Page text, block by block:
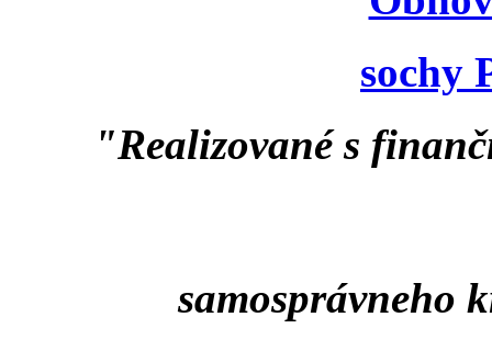
sochy
"Realizované s
samosprávneho